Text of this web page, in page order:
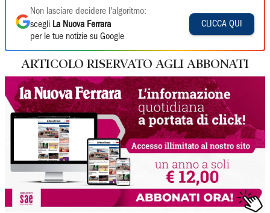
Non lasciare decidere l'algoritmo:
scegli La Nuova Ferrara
per le tue notizie su Google
CLICCA QUI
ARTICOLO RISERVATO AGLI ABBONATI